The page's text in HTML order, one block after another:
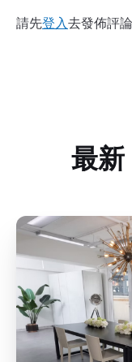
請先登入去發佈評論
最